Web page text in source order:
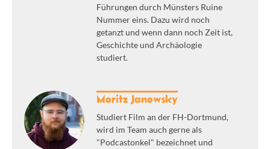
Führungen durch Münsters Ruine
Nummer eins. Dazu wird noch
getanzt und wenn dann noch Zeit ist,
Geschichte und Archäologie
studiert.
Moritz Janowsky
Studiert Film an der FH-Dortmund,
wird im Team auch gerne als
"Podcastonkel" bezeichnet und